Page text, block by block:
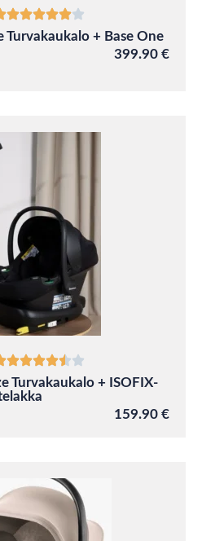
Turvakaukalo + Base One
399.90 €
Turvakaukalo + ISOFIX-
159.90 €